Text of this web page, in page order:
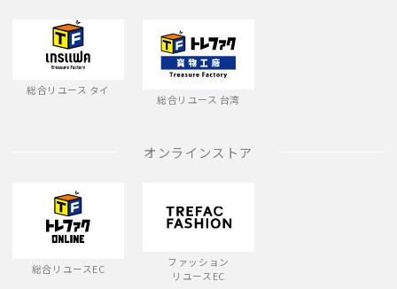
総合リユース タイ
総合リユース 台湾
オンラインストア
総合リユースEC
ファッション
リユースEC